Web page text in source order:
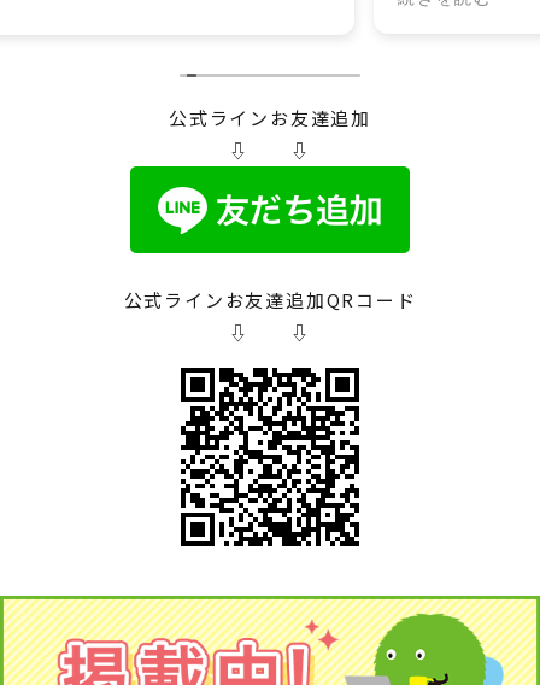
公式ラインお友達追加
⇩ ⇩
公式ラインお友達追加QRコード
⇩ ⇩